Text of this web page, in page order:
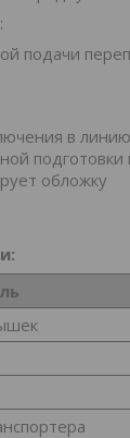
подачи
в
подготовки
обложку